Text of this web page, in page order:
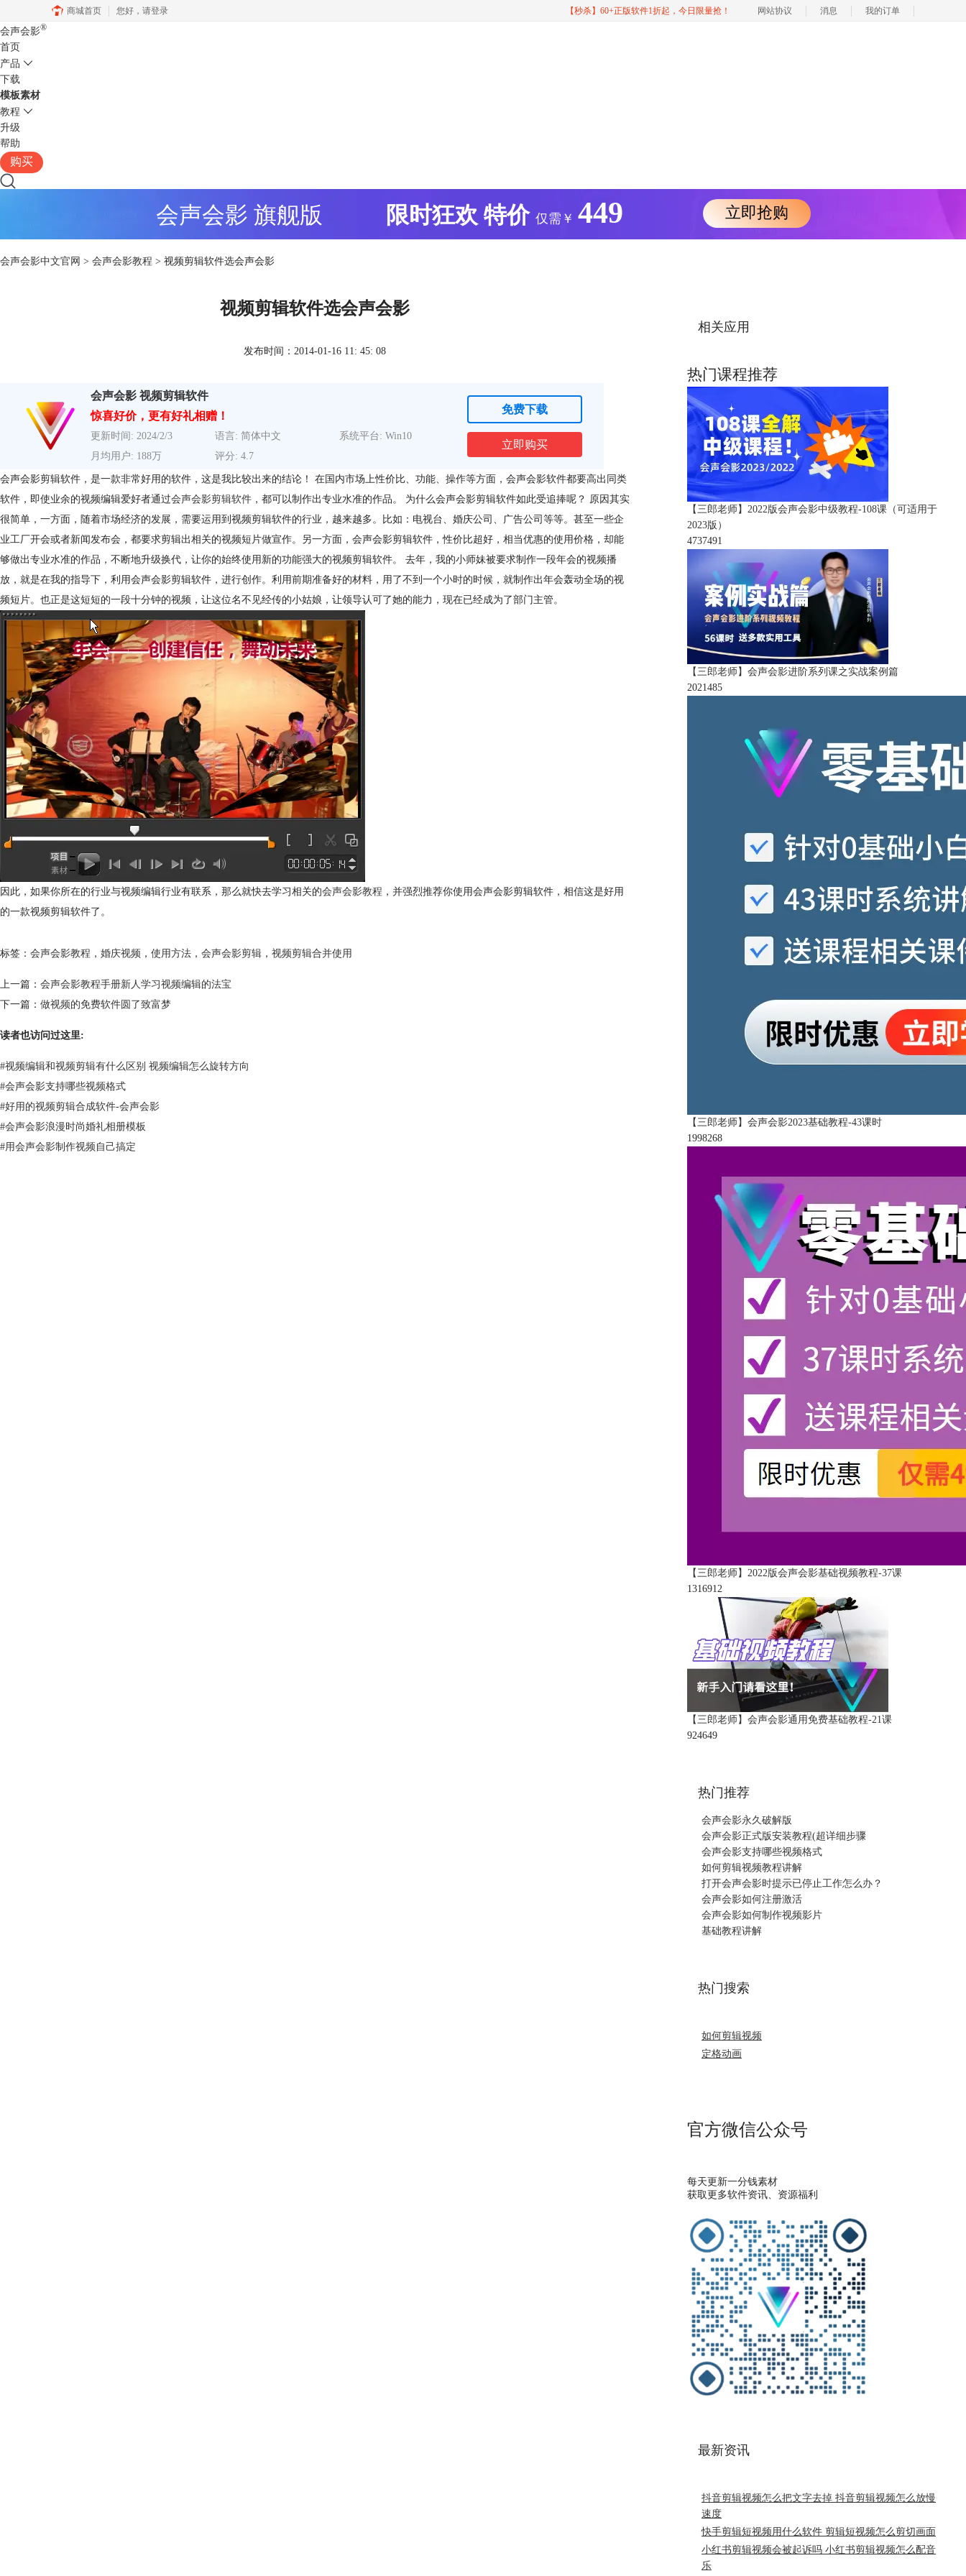
商城首页 您好， 请登录 【秒杀】60+正版软件1折起，今日限量抢！ 网站协议 消息 我的订单
会声会影®
首页
产品
下载
模板素材
教程
升级
帮助
购买
会声会影 旗舰版 限时狂欢 特价 仅需￥ 449 立即抢购
会声会影中文官网 > 会声会影教程 > 视频剪辑软件选会声会影
视频剪辑软件选会声会影
发布时间：2014-01-16 11: 45: 08
会声会影 视频剪辑软件
惊喜好价，更有好礼相赠！
更新时间: 2024/2/3 语言: 简体中文
系统平台: Win10
月均用户: 188万
评分: 4.7
免费下载
立即购买
会声会影剪辑软件，是一款非常好用的软件，这是我比较出来的结论！ 在国内市场上性价比、功能、操作等方面，会声会影软件都要高出同类
软件，即使业余的视频编辑爱好者通过会声会影剪辑软件 ，都可以制作出专业水准的作品。 为什么会声会影剪辑软件如此受追捧呢？ 原因其实
很简单，一方面，随着市场经济的发展，需要运用到视频剪辑软件的行业，越来越多。比如：电视台、婚庆公司、广告公司等等。甚至一些企
业工厂开会或者新闻发布会，都要求剪辑出相关的视频短片做宣作。另一方面，会声会影剪辑软件，性价比超好，相当优惠的使用价格，却能
够做出专业水准的作品，不断地升级换代，让你的始终使用新的功能强大的视频剪辑软件。 去年，我的小师妹被要求制作一段年会的视频播
放，就是在我的指导下，利用会声会影剪辑软件，进行创作。利用前期准备好的材料，用了不到一个小时的时候，就制作出年会轰动全场的视
频短片。也正是这短短的一段十分钟的视频，让这位名不见经传的小姑娘，让领导认可了她的能力，现在已经成为了部门主管。
因此，如果你所在的行业与视频编辑行业有联系，那么就快去学习相关的会声会影教程 ，并强烈推荐你使用会声会影剪辑软件，相信这是好用
的一款视频剪辑软件了。
标签： 会声会影教程 ， 婚庆视频 ， 使用方法 ， 会声会影剪辑 ， 视频剪辑合并使用
上一篇： 会声会影教程手册新人学习视频编辑的法宝
下一篇： 做视频的免费软件圆了致富梦
读者也访问过这里:
#视频编辑和视频剪辑有什么区别 视频编辑怎么旋转方向
#会声会影支持哪些视频格式
#好用的视频剪辑合成软件-会声会影
#会声会影浪漫时尚婚礼相册模板
#用会声会影制作视频自己搞定
相关应用
热门课程推荐
【三郎老师】2022版会声会影中级教程-108课（可适用于
2023版）
4737491
【三郎老师】会声会影进阶系列课之实战案例篇
2021485
【三郎老师】会声会影2023基础教程-43课时
1998268
【三郎老师】2022版会声会影基础视频教程-37课
1316912
【三郎老师】会声会影通用免费基础教程-21课
924649
热门推荐
会声会影永久破解版
会声会影正式版安装教程(超详细步骤
会声会影支持哪些视频格式
如何剪辑视频教程讲解
打开会声会影时提示已停止工作怎么办？
会声会影如何注册激活
会声会影如何制作视频影片
基础教程讲解
热门搜索
如何剪辑视频
定格动画
官方微信公众号
每天更新一分钱素材
获取更多软件资讯、资源福利
最新资讯
抖音剪辑视频怎么把文字去掉 抖音剪辑视频怎么放慢
速度
快手剪辑短视频用什么软件 剪辑短视频怎么剪切画面
小红书剪辑视频会被起诉吗 小红书剪辑视频怎么配音
乐